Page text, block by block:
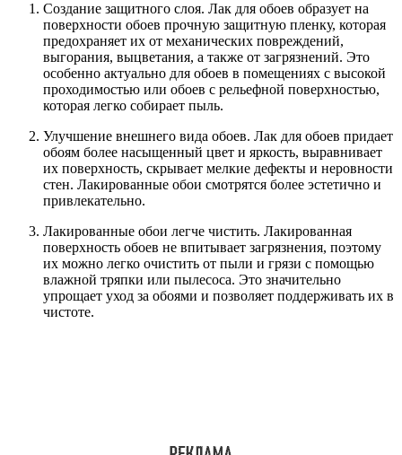
Создание защитного слоя. Лак для обоев образует на
поверхности обоев прочную защитную пленку, которая
предохраняет их от механических повреждений,
выгорания, выцветания, а также от загрязнений. Это
особенно актуально для обоев в помещениях с высокой
проходимостью или обоев с рельефной поверхностью,
которая легко собирает пыль.
Улучшение внешнего вида обоев. Лак для обоев придает
обоям более насыщенный цвет и яркость, выравнивает
их поверхность, скрывает мелкие дефекты и неровности
стен. Лакированные обои смотрятся более эстетично и
привлекательно.
Лакированные обои легче чистить. Лакированная
поверхность обоев не впитывает загрязнения, поэтому
их можно легко очистить от пыли и грязи с помощью
влажной тряпки или пылесоса. Это значительно
упрощает уход за обоями и позволяет поддерживать их в
чистоте.